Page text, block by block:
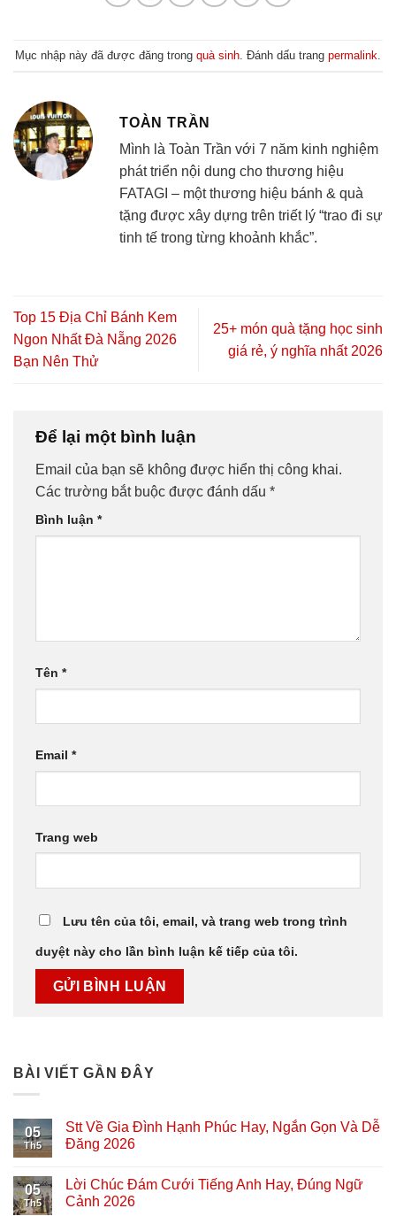
Mục nhập này đã được đăng trong quà sinh . Đánh dấu trang permalink
TOÀN TRẦN
Mình là Toàn Trần với 7 năm kinh nghiệm
phát triển nội dung cho thương hiệu
FATAGI – một thương hiệu bánh & quà
tặng được xây dựng trên triết lý “trao đi sự
tinh tế trong từng khoảnh khắc”.
Top 15 Địa Chỉ Bánh Kem
Ngon Nhất Đà Nẵng 2026
Bạn Nên Thử
25+ món quà tặng học sinh
giá rẻ, ý nghĩa nhất 2026
Để lại một bình luận
Email của bạn sẽ không được hiển thị công khai.
Các trường bắt buộc được đánh dấu *
Bình luận *
Tên *
Email *
Trang web
Lưu tên của tôi, email, và trang web trong trình
duyệt này cho lần bình luận kế tiếp của tôi.
BÀI VIẾT GẦN ĐÂY
05
Th5
Stt Về Gia Đình Hạnh Phúc Hay, Ngắn Gọn Và Dễ
Đăng 2026
05
Th5
Lời Chúc Đám Cưới Tiếng Anh Hay, Đúng Ngữ
Cảnh 2026